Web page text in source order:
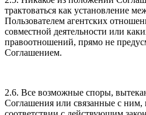
трактоваться как установление
Пользователем агентских
совместной деятельности или
правоотношений, прямо не
Соглашением.
2.6. Все возможные споры,
Соглашения или связанные с